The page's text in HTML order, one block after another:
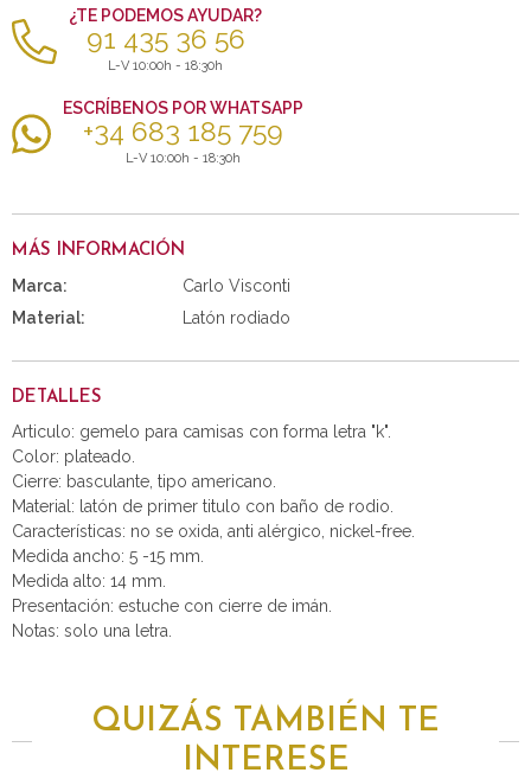
¿TE PODEMOS AYUDAR?
91 435 36 56
L-V 10:00h - 18:30h
ESCRÍBENOS POR WHATSAPP
+34 683 185 759
L-V 10:00h - 18:30h
MÁS INFORMACIÓN
Marca:
Carlo Visconti
Material:
Latón rodiado
DETALLES
Articulo: gemelo para camisas con forma letra "k".
Color: plateado.
Cierre: basculante, tipo americano.
Material: latón de primer titulo con baño de rodio.
Características: no se oxida, anti alérgico, nickel-free.
Medida ancho: 5 -15 mm.
Medida alto: 14 mm.
Presentación: estuche con cierre de imán.
Notas: solo una letra.
QUIZÁS TAMBIÉN TE
INTERESE